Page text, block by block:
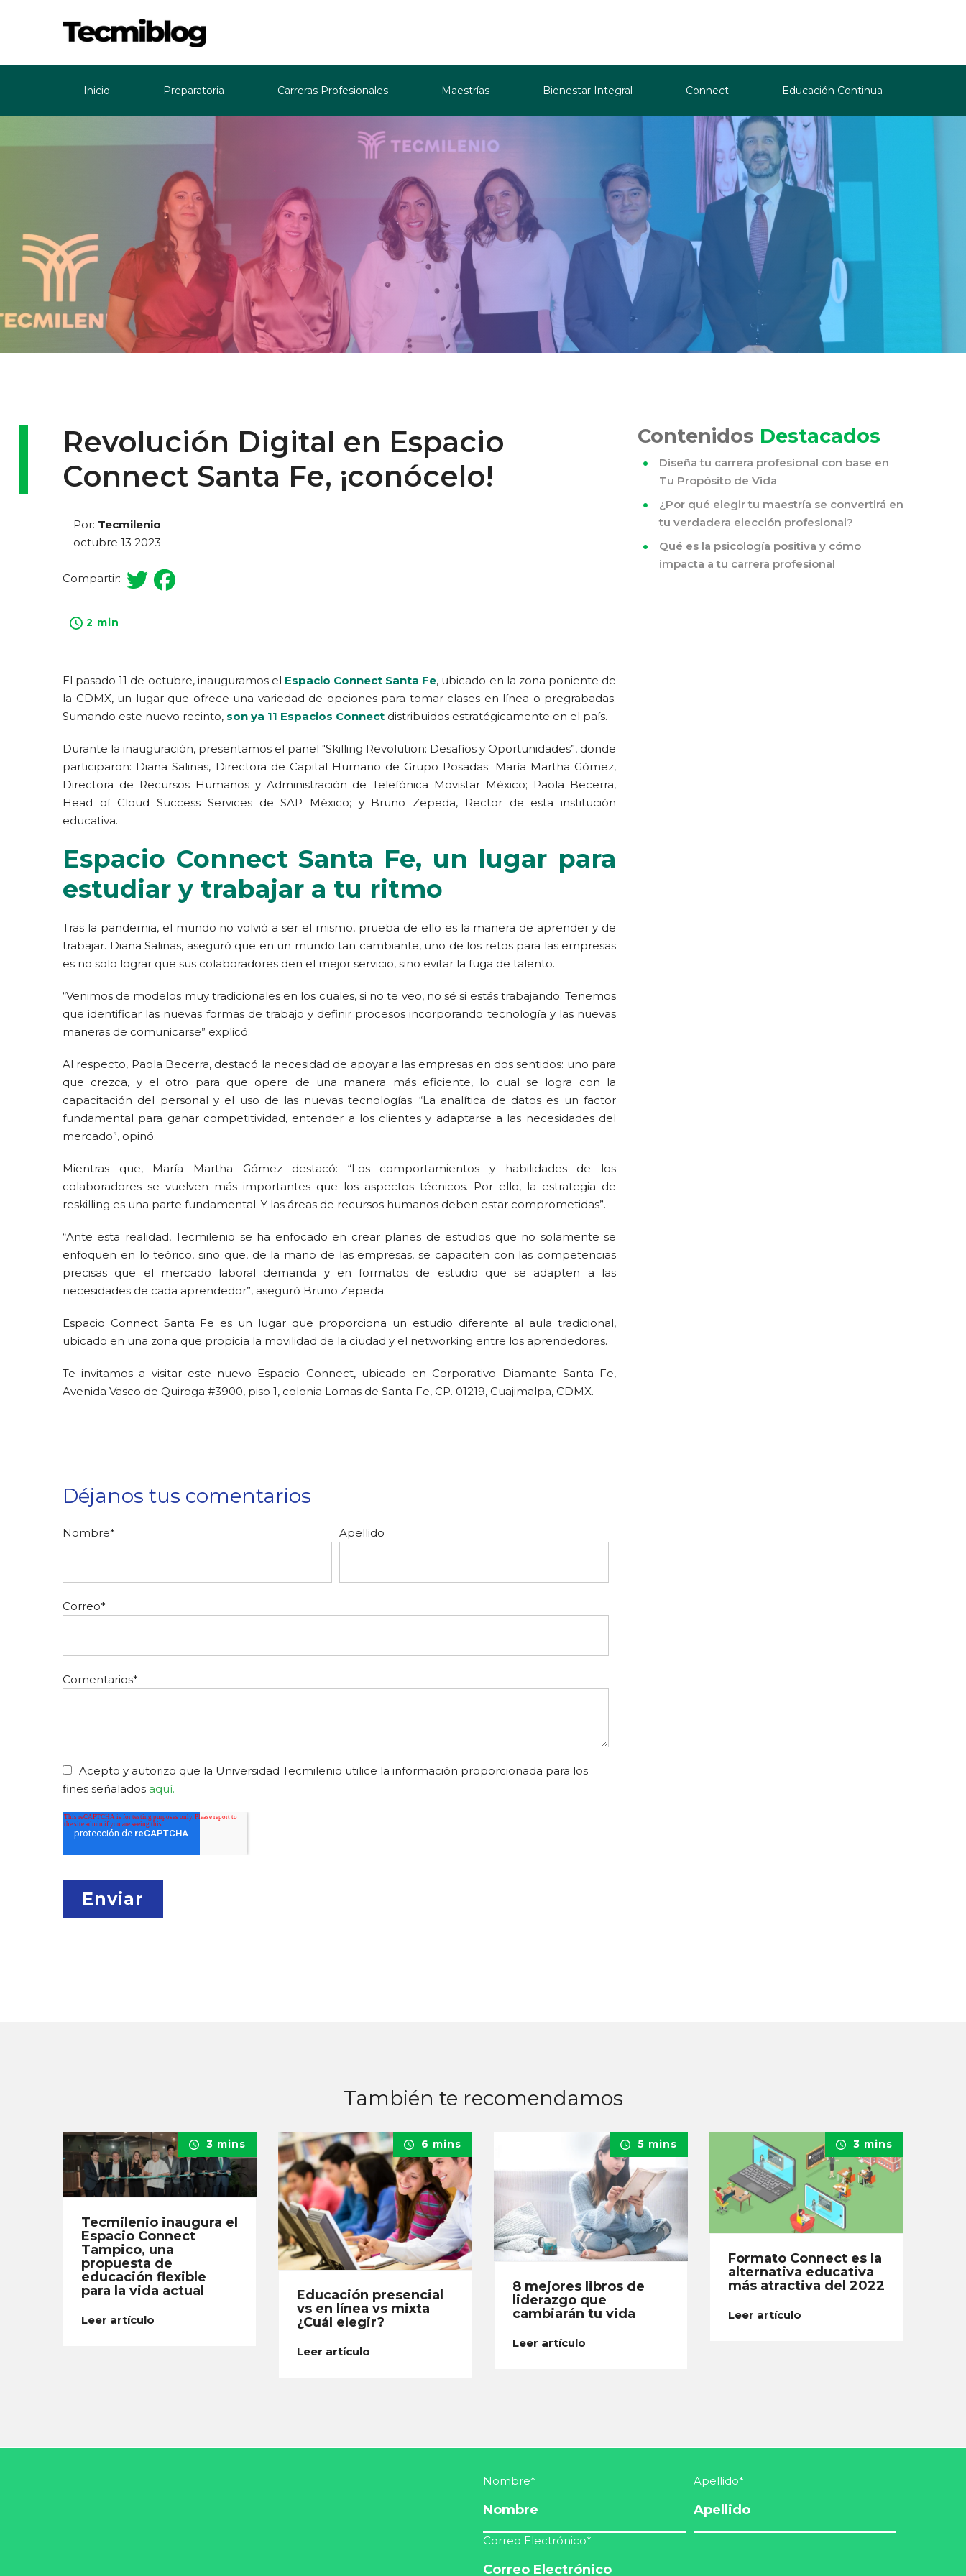
Inicio Preparatoria Carreras Profesionales Maestrías Bienestar Integral Connect Educación Continua
Revolución Digital en Espacio
Connect Santa Fe, ¡conócelo!
Por: Tecmilenio
octubre 13 2023
Compartir:
2 min
El pasado 11 de octubre, inauguramos el Espacio Connect Santa Fe, ubicado en la zona poniente de
la CDMX, un lugar que ofrece una variedad de opciones para tomar clases en línea o pregrabadas.
Sumando este nuevo recinto, son ya 11 Espacios Connect distribuidos estratégicamente en el país.
Durante la inauguración, presentamos el panel "Skilling Revolution: Desafíos y Oportunidades”, donde
participaron: Diana Salinas, Directora de Capital Humano de Grupo Posadas; María Martha Gómez,
Directora de Recursos Humanos y Administración de Telefónica Movistar México; Paola Becerra,
Head of Cloud Success Services de SAP México; y Bruno Zepeda, Rector de esta institución
educativa.
Espacio Connect Santa Fe, un lugar para
estudiar y trabajar a tu ritmo
Tras la pandemia, el mundo no volvió a ser el mismo, prueba de ello es la manera de aprender y de
trabajar. Diana Salinas, aseguró que en un mundo tan cambiante, uno de los retos para las empresas
es no solo lograr que sus colaboradores den el mejor servicio, sino evitar la fuga de talento.
“Venimos de modelos muy tradicionales en los cuales, si no te veo, no sé si estás trabajando. Tenemos
que identificar las nuevas formas de trabajo y definir procesos incorporando tecnología y las nuevas
maneras de comunicarse” explicó.
Al respecto, Paola Becerra, destacó la necesidad de apoyar a las empresas en dos sentidos: uno para
que crezca, y el otro para que opere de una manera más eficiente, lo cual se logra con la
capacitación del personal y el uso de las nuevas tecnologías. “La analítica de datos es un factor
fundamental para ganar competitividad, entender a los clientes y adaptarse a las necesidades del
mercado”, opinó.
Mientras que, María Martha Gómez destacó: “Los comportamientos y habilidades de los
colaboradores se vuelven más importantes que los aspectos técnicos. Por ello, la estrategia de
reskilling es una parte fundamental. Y las áreas de recursos humanos deben estar comprometidas”.
“Ante esta realidad, Tecmilenio se ha enfocado en crear planes de estudios que no solamente se
enfoquen en lo teórico, sino que, de la mano de las empresas, se capaciten con las competencias
precisas que el mercado laboral demanda y en formatos de estudio que se adapten a las
necesidades de cada aprendedor”, aseguró Bruno Zepeda.
Espacio Connect Santa Fe es un lugar que proporciona un estudio diferente al aula tradicional,
ubicado en una zona que propicia la movilidad de la ciudad y el networking entre los aprendedores.
Te invitamos a visitar este nuevo Espacio Connect, ubicado en Corporativo Diamante Santa Fe,
Avenida Vasco de Quiroga #3900, piso 1, colonia Lomas de Santa Fe, CP. 01219, Cuajimalpa, CDMX.
Déjanos tus comentarios
Nombre* Apellido
Correo*
Comentarios*
Acepto y autorizo que la Universidad Tecmilenio utilice la información proporcionada para los
fines señalados aquí.
Contenidos Destacados
Diseña tu carrera profesional con base en
Tu Propósito de Vida
¿Por qué elegir tu maestría se convertirá en
tu verdadera elección profesional?
Qué es la psicología positiva y cómo
impacta a tu carrera profesional
También te recomendamos
3 mins
Tecmilenio inaugura el
Espacio Connect
Tampico, una
propuesta de
educación flexible
para la vida actual
Leer artículo
6 mins
Educación presencial
vs en línea vs mixta
¿Cuál elegir?
Leer artículo
5 mins
8 mejores libros de
liderazgo que
cambiarán tu vida
Leer artículo
3 mins
Formato Connect es la
alternativa educativa
más atractiva del 2022
Leer artículo
Nombre* Apellido*
Correo Electrónico*